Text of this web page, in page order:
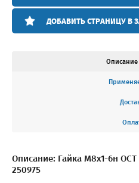
ДОБАВИТЬ СТРАНИЦУ В
Описание
Описание: Гайка М8х1-6н
250975